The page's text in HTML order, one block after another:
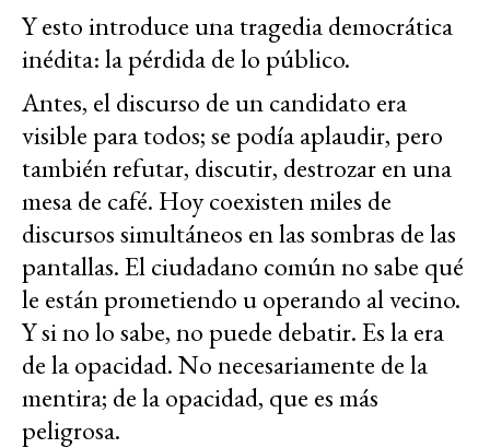
Y esto introduce una tragedia democrática
inédita: la pérdida de lo público.
Antes, el discurso de un candidato era
visible para todos; se podía aplaudir, pero
también refutar, discutir, destrozar en una
mesa de café. Hoy coexisten miles de
discursos simultáneos en las sombras de las
pantallas. El ciudadano común no sabe qué
le están prometiendo u operando al vecino.
Y si no lo sabe, no puede debatir. Es la era
de la opacidad. No necesariamente de la
mentira; de la opacidad, que es más
peligrosa.